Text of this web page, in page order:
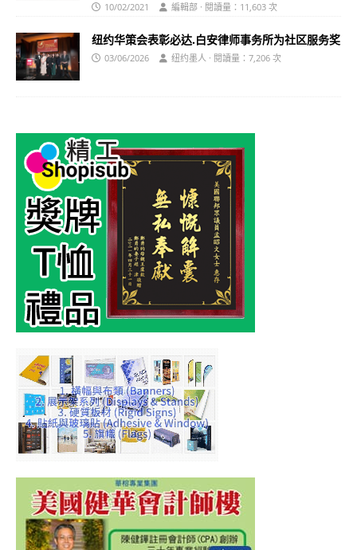
10/02/2021 編輯部 · 閱讀量：11,603 次
纽约华策会表彰必达.白安律师事务所为社区服务奖
03/06/2026 纽约墨人 · 閱讀量：7,206 次